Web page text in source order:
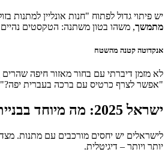
יש פיתוי גדול לפתוח "חנות אונליין
מתמשך, משהו בטון משתנה: הטקסטים נהיים
אנקדוטה קטנה מהשטח
לא מזמן דיברתי עם בחור מאזור חיפה שהרים
"אפשר לצרף כרטיס עם ברכה בעברית יפה?".
ישראל 2025: מה מיוחד בבניית חנות אונליין למתנות כאן, ולא בברלין
לישראלים יש יחסים מורכבים עם מתנות.
יותר ויותר – דיגיטלית.